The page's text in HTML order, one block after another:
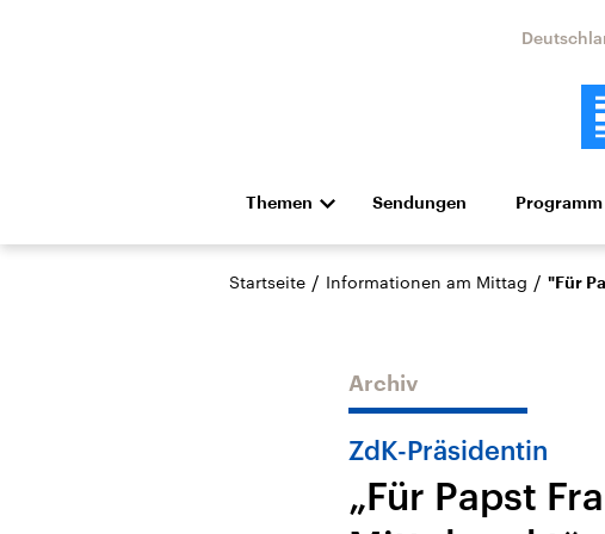
Themen
Die Nachrichten Politik
Hörspiel und Feature Musik
Landtagswahl Sachsen-
Anhalt 2026
USA
Aktuelle
Sendungen Programm
Startseite / Informationen am Mittag / "Für
Archiv
ZdK-Präsidentin
„Für Papst